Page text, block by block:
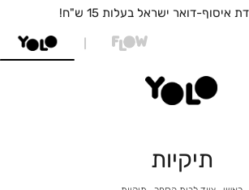
איסוף-דואר ישראל בעלות 15 ש"ח!
תיקיות